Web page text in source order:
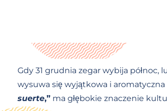
Gdy 31 grudnia zegar wybija
wysuwa się wyjątkowa i
suerte,” ma głębokie znaczenie